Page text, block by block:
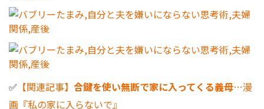
✅ 【関連記事】 合鍵を使い無断で家に入ってくる義母…漫
画『私の家に入らないで』